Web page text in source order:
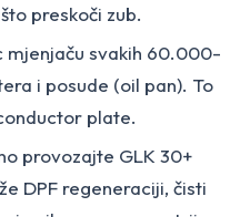
preskoči zub.
mjenjaču svakih 60.000-
i posude (oil pan). To
plate.
provozajte GLK 30+
DPF regeneraciji, čisti